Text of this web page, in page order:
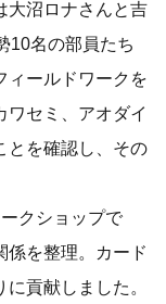
大沼ロナさんと吉
10名の部員たち
ィールドワークを
ワセミ、アオダイ
とを確認し、その
クショップで
係を整理。カード
貢献しました。